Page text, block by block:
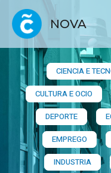
NOVA
CIENCIA E
CULTURA E OCIO
DEPORTE
EMPREGO
INDUSTRIA